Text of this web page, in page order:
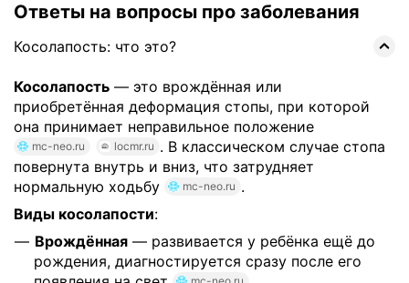
Ответы на вопросы про заболевания
Косолапость: что это?
Косолапость — это врождённая или
приобретённая деформация стопы, при которой
она принимает неправильное положение
mc-neo.ru locmr.ru . В классическом случае стопа
повернута внутрь и вниз, что затрудняет
нормальную ходьбу
mc-neo.ru .
Виды косолапости:
Врождённая — развивается у ребёнка ещё до
рождения, диагностируется сразу после его